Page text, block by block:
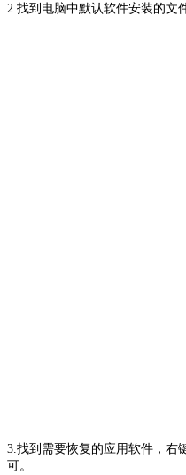
2.找到电脑中默认软件安装的文
3.找到需要恢复的应用软件，右
可。